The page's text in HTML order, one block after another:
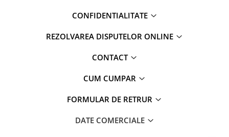
CONFIDENTIALITATE
REZOLVAREA DISPUTELOR ONLINE
CONTACT
CUM CUMPAR
FORMULAR DE RETRUR
DATE COMERCIALE